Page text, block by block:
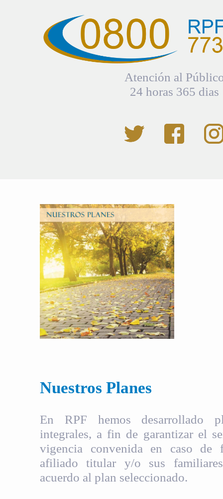
Atención al
24 horas 365 dias
Nuestros Planes
En RPF hemos desarrollado
integrales, a fin de garantizar el
vigencia convenida en caso de
afiliado titular y/o sus
acuerdo al plan seleccionado.